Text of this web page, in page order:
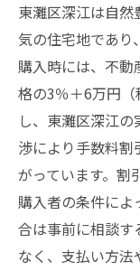
東灘区深江は自
気の住宅地であり
購入時には、不動
格の3％＋6万円
し、東灘区深江
渉により手数料
がっています。割
購入者の条件によ
合は事前に相談す
なく、支払い方法